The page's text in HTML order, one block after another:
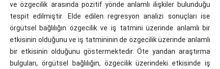
ve özgecilik arasında pozitif yönde anlamlı ilişkiler bulunduğu
tespit edilmiştir. Elde edilen regresyon analizi sonuçları ise
örgütsel bağlılığın özgecilik ve iş tatmini üzerinde anlamlı bir
etkisinin olduğunu ve iş tatmininin de özgecilik üzerinde anlamlı
bir etkisinin olduğunu göstermektedir. Öte yandan araştırma
bulguları, örgütsel bağlılığın, özgecilik üzerindeki etkisinde iş